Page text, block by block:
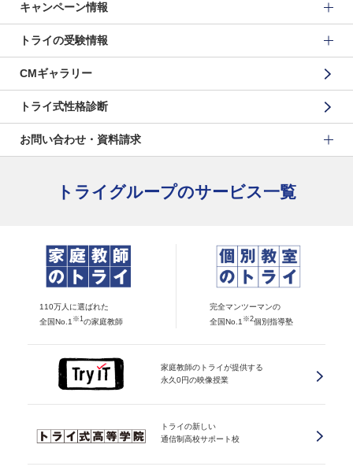
キャンペーン情報
トライの受験情報
CMギャラリー
トライ式性格診断
お問い合わせ・資料請求
トライグループのサービス一覧
110万人に選ばれた
全国No.1 ※1 の家庭教師
完全マンツーマンの
全国No.1 ※2個別指導塾
家庭教師のトライが提供する
永久0円の映像授業
トライの新しい
通信制高校サポート校